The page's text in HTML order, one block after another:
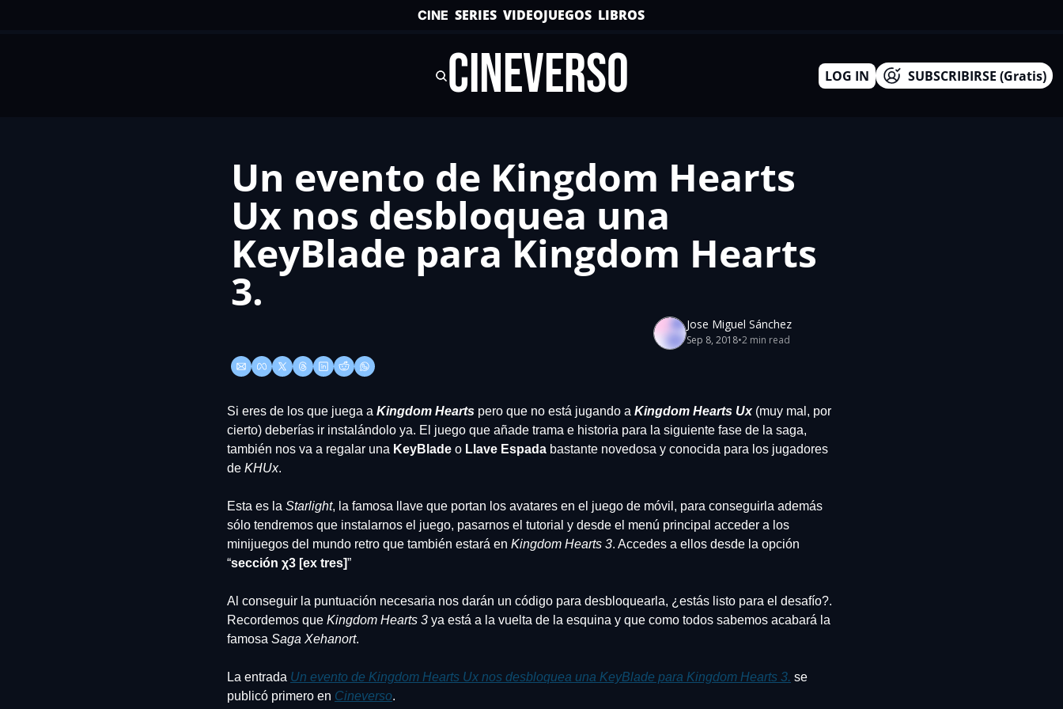
CINE SERIES VIDEOJUEGOS LIBROS
CINEVERSO LOG IN SUBSCRIBIRSE (Gratis)
Un evento de Kingdom Hearts
Ux nos desbloquea una
KeyBlade para Kingdom Hearts
3.
Jose Miguel Sánchez
Sep 8, 2018•2 min read
Si eres de los que juega a Kingdom Hearts pero que no está jugando a Kingdom Hearts Ux (muy mal, por
cierto) deberías ir instalándolo ya. El juego que añade trama e historia para la siguiente fase de la saga,
también nos va a regalar una KeyBlade o Llave Espada bastante novedosa y conocida para los jugadores
de KHUx.
Esta es la Starlight, la famosa llave que portan los avatares en el juego de móvil, para conseguirla además
sólo tendremos que instalarnos el juego, pasarnos el tutorial y desde el menú principal acceder a los
minijuegos del mundo retro que también estará en Kingdom Hearts 3. Accedes a ellos desde la opción
“sección χ3 [ex tres]”
Al conseguir la puntuación necesaria nos darán un código para desbloquearla, ¿estás listo para el desafío?.
Recordemos que Kingdom Hearts 3 ya está a la vuelta de la esquina y que como todos sabemos acabará la
famosa Saga Xehanort.
La entrada Un evento de Kingdom Hearts Ux nos desbloquea una KeyBlade para Kingdom Hearts 3. se
publicó primero en Cineverso.